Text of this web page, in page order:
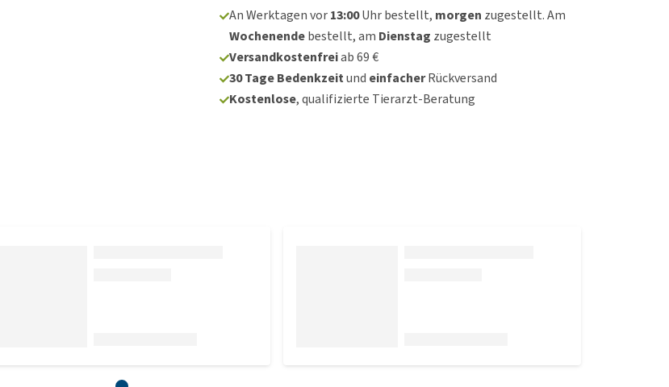
An Werktagen vor13:00Uhr bestellt, morgen zugestellt. Am
Wochenendebestellt, am Dienstag zugestellt
Versandkostenfreiab 69 €
30 Tage Bedenkzeitund einfacherRückversand
Kostenlose, qualifizierte Tierarzt-Beratung